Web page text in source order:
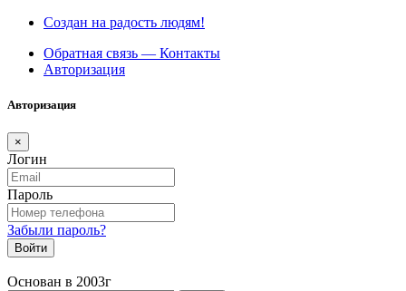
Создан на радость людям!
Обратная связь — Контакты
Авторизация
Авторизация
×
Логин
Пароль
Забыли пароль?
Войти
Основан в 2003г